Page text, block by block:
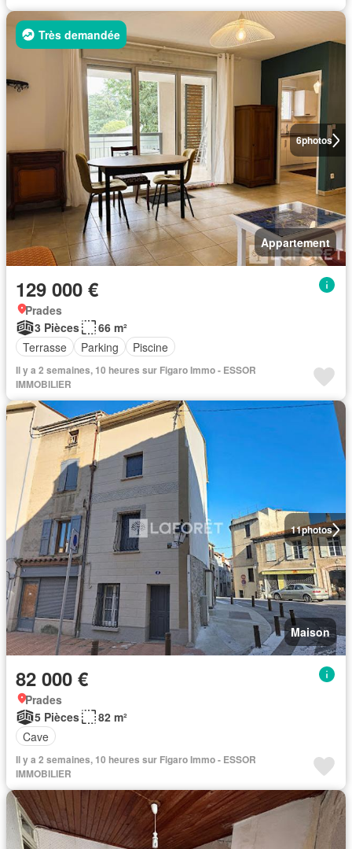
6photos
Très demandée
Appartement
129 000 €
Prades
3 Pièces
66 m²
Terrasse
Parking Piscine
Il y a 2 semaines, 10 heures sur Figaro Immo - ESSOR
IMMOBILIER
11photos
Maison
82 000 €
Prades
5 Pièces
82 m²
Cave
Il y a 2 semaines, 10 heures sur Figaro Immo - ESSOR
IMMOBILIER